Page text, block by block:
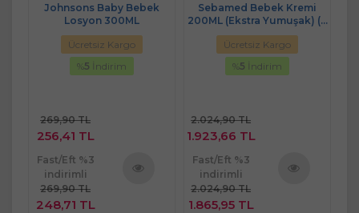
Johnsons Baby Bebek
Losyon 300ML
Ücretsiz Kargo
%5 İndirim
269,90 TL
256,41 TL
Fast/Eft %3
indirimli
269,90 TL
248,71 TL
Sebamed Bebek Kremi
200ML (Ekstra Yumuşak) (4
Lü Set)
Ücretsiz Kargo
%5 İndirim
2.024,90 TL
1.923,66 TL
Fast/Eft %3
indirimli
2.024,90 TL
1.865,95 TL